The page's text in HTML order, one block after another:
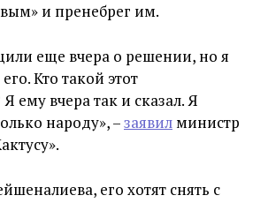
и пренебрег им.
еще вчера о решении, но я
Кто такой этот
ему вчера так и сказал. Я
народу», –заявил министр
его хотят снять с